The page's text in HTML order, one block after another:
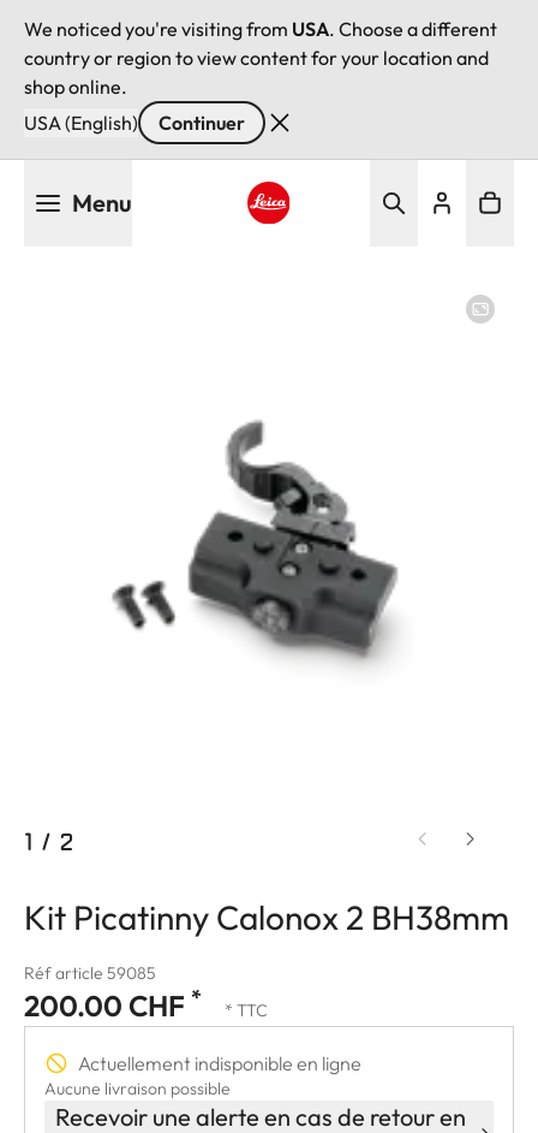
We noticed you're visiting from USA. Choose a different
country or region to view content for your location and
shop online.
USA (English)
Continuer
Menu
1 / 2
Kit Picatinny Calonox 2 BH38mm
Réf article 59085
200.00 CHF * * TTC
Actuellement indisponible en ligne
Aucune livraison possible
Recevoir une alerte en cas de retour en